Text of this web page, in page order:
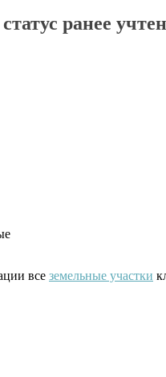
ранее
все земельные участки